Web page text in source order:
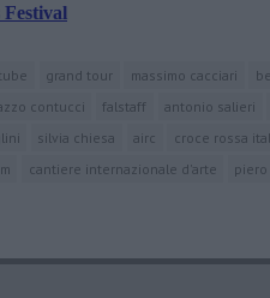
grand tour massimo cacciari
contucci falstaff antonio salieri
silvia chiesa airc
croce rossa
cantiere internazionale d'arte piero